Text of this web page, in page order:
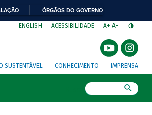
ÓRGÃOS DO GOVERNO
ENGLISH ACESSIBILIDADE A+ A-
SUSTENTÁVEL CONHECIMENTO IMPRENSA